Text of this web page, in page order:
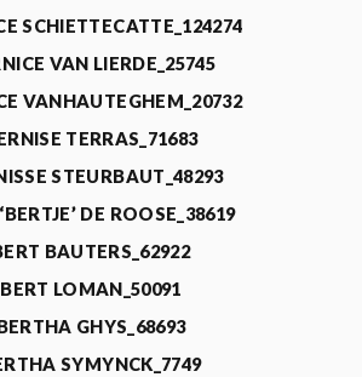
SCHIETTECATTE_124274
VAN LIERDE_25745
VANHAUTEGHEM_20732
TERRAS_71683
STEURBAUT_48293
DE ROOSE_38619
BAUTERS_62922
BERT LOMAN_50091
GHYS_68693
SYMYNCK_7749